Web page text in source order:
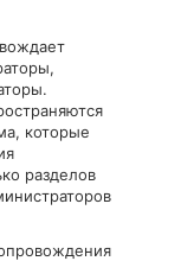
которые
разделов